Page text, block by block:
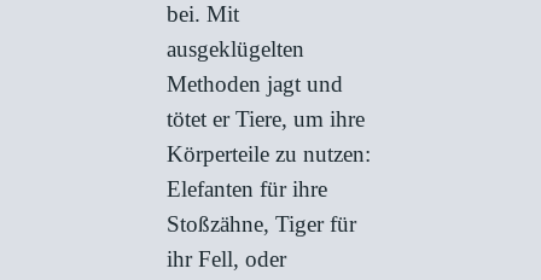
bei. Mit
ausgeklügelten
Methoden jagt und
tötet er Tiere, um ihre
Körperteile zu nutzen:
Elefanten für ihre
Stoßzähne, Tiger für
ihr Fell, oder